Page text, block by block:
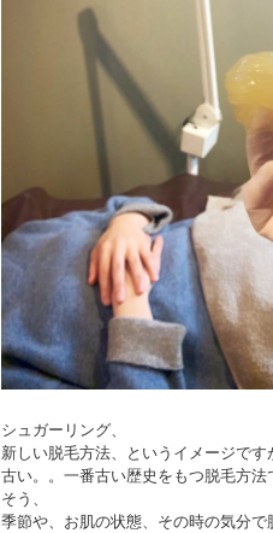
シュガーリング、
新しい脱毛方法、というイメージです
古い。。一番古い歴史をもつ脱毛方法
そう、
季節や、お肌の状態、その時の気分